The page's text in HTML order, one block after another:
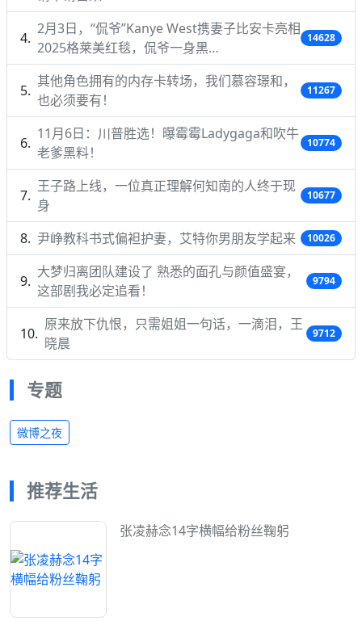
2月3日，“侃爷”Kanye West携妻子比安卡亮相
2025格莱美红毯，侃爷一身黑…
14628
其他角色拥有的内存卡转场，我们慕容璟和，
也必须要有！
11267
11月6日：川普胜选！曝霉霉Ladygaga和吹牛
老爹黑料！
10774
王子路上线，一位真正理解何知南的人终于现
身
10677
尹峥教科书式偏袒护妻，艾特你男朋友学起来 10026
大梦归离团队建设了 熟悉的面孔与颜值盛宴，
这部剧我必定追看！
9794
原来放下仇恨，只需姐姐一句话，一滴泪，王
晓晨
9712
专题
微博之夜
推荐生活
张凌赫念14字横幅给粉丝鞠躬